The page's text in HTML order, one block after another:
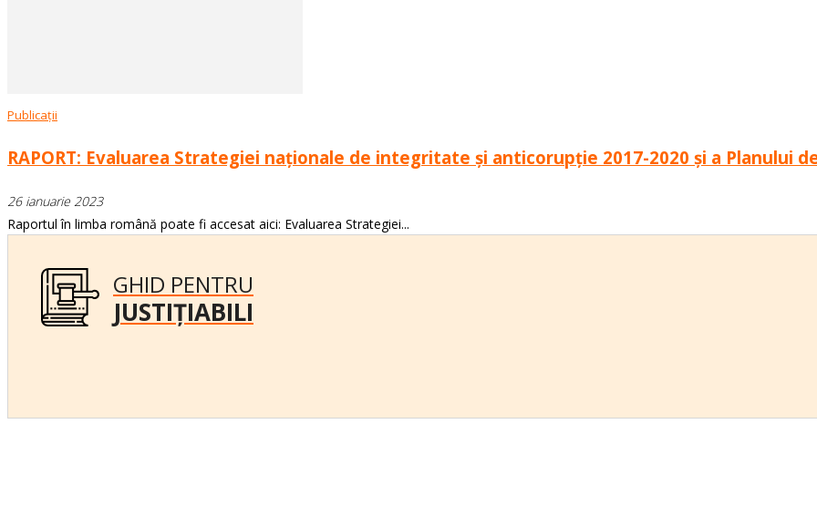
Publicații
RAPORT: Evaluarea Strategiei naționale de integritate și anticorupție 2017-2020 și a Planului
26 ianuarie 2023
Raportul în limba română poate fi accesat aici: Evaluarea Strategiei...
GHID PENTRU
JUSTIȚIABILI